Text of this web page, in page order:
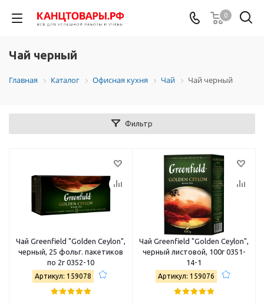
0
Чай черный
Главная Каталог Офисная кухня Чай Чай черный
Фильтр
Чай Greenfield "Golden Ceylon",
черный, 25 фольг. пакетиков
по 2г 0352-10
Артикул: 159078
Чай Greenfield "Golden Ceylon",
черный листовой, 100г 0351-
14-1
Артикул: 159076